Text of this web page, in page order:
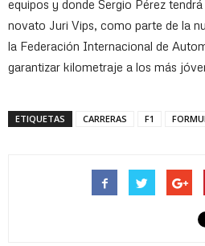
equipos y donde Sergio Pérez
novato Juri Vips, como parte de la
la Federación Internacional de
garantizar kilometraje a los más
ETIQUETAS CARRERAS F1